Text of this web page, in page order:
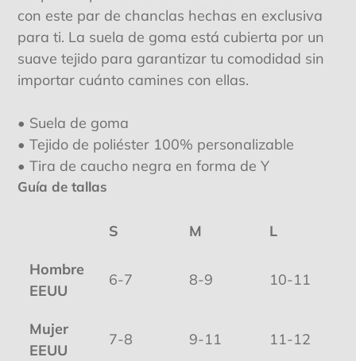
producto
tu
carrito
de
con este par de chanclas hechas en exclusiva
para ti. La suela de goma está cubierta por un
suave tejido para garantizar tu comodidad sin
importar cuánto camines con ellas.
• Suela de goma
• Tejido de poliéster 100% personalizable
• Tira de caucho negra en forma de Y
Guía de tallas
S M L
Hombre
EEUU
6-7 8-9 10-11
Mujer
EEUU
7-8 9-11 11-12